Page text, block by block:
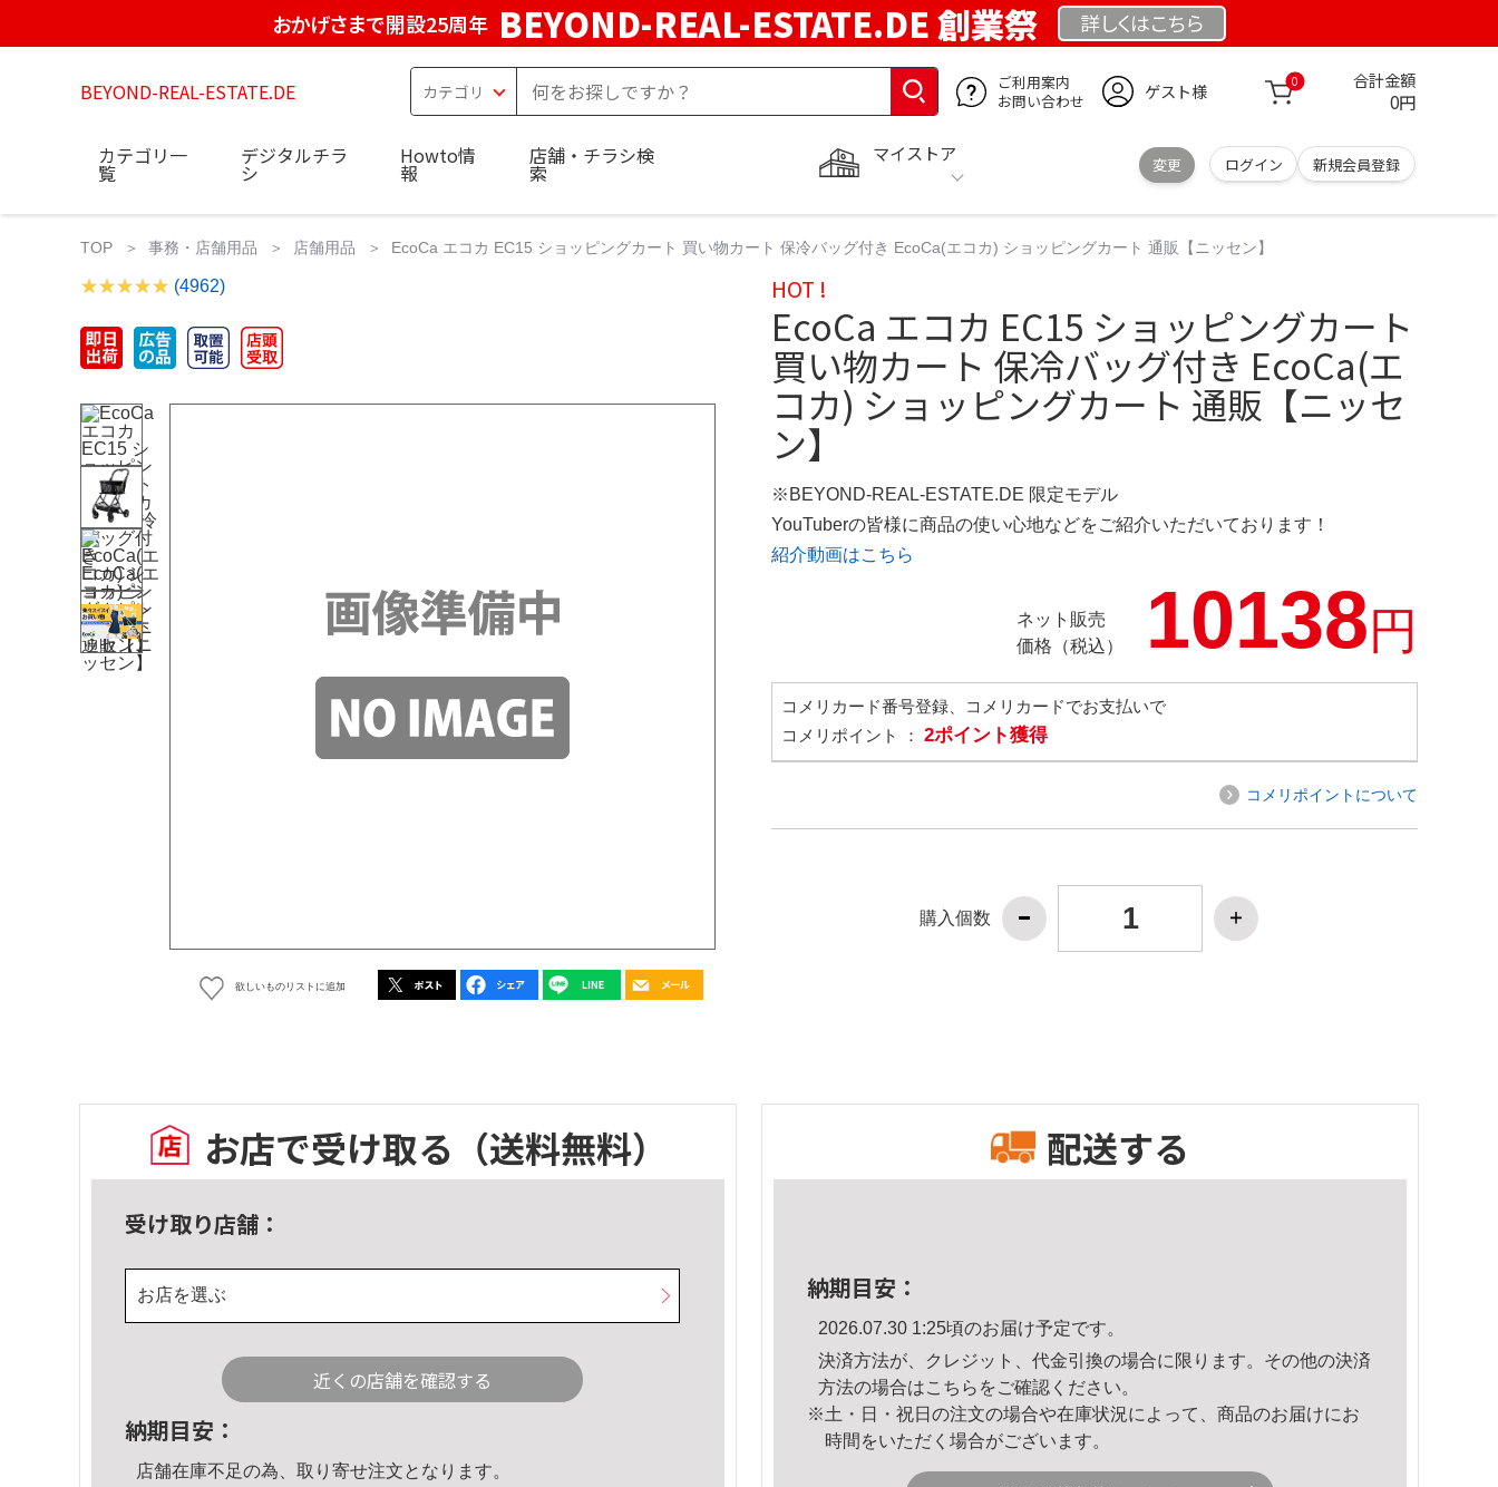
おかげさまで開設25周年 BEYOND-REAL-ESTATE.DE 創業祭 詳しくはこちら
BEYOND-REAL-ESTATE.DE
ご利用案内
お問い合わせ
ゲスト様 0 合計金額
0円
マイストア
変更 ログイン 新規会員登録
カテゴリ一
覧
デジタルチラ
シ
Howto情
報
店舗・チラシ検
索
TOP 事務・店舗用品 店舗用品 EcoCa エコカ EC15 ショッピングカート 買い物カート 保冷バッグ付き EcoCa(エコカ) ショッピングカート 通販【ニッセン】
(4962)
欲しいものリストに追加
HOT !
EcoCa エコカ EC15 ショッピングカート
買い物カート 保冷バッグ付き EcoCa(エ
コカ) ショッピングカート 通販【ニッセ
ン】
※BEYOND-REAL-ESTATE.DE 限定モデル
YouTuberの皆様に商品の使い心地などをご紹介いただいております！
紹介動画はこちら
ネット販売
価格（税込）
10138円
コメリカード番号登録、コメリカードでお支払いで
コメリポイント ： 2ポイント獲得
コメリポイントについて
購入個数
お店で受け取る （送料無料）
受け取り店舗：
お店を選ぶ
近くの店舗を確認する
納期目安：
店舗在庫不足の為、取り寄せ注文となります。
配送する
納期目安：
2026.07.30 1:25頃のお届け予定です。
決済方法が、クレジット、代金引換の場合に限ります。その他の決済
方法の場合はこちら をご確認ください。
※土・日・祝日の注文の場合や在庫状況によって、商品のお届けにお
時間をいただく場合がございます。